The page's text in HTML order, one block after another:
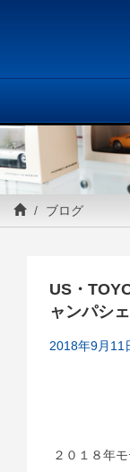
ブログ
US・
ャンパシ
2018年9月11
２０１８年